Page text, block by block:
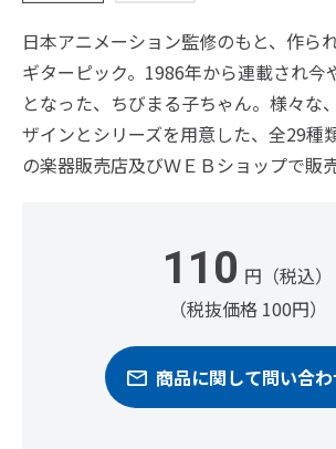
日本アニメーション監修のもと、作ら
ギターピック。1986年から連載され今
となった、ちびまる子ちゃん。様々な
ザインとシリーズを用意した、全29種
の楽器販売店及びＷＥＢショップで販
110 円（税込）
（税抜価格 100円）
商品に関して問い合